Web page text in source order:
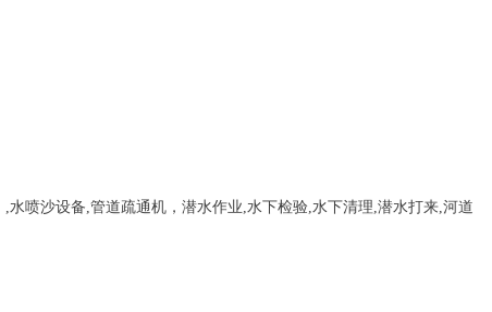
,水喷沙设备,管道疏通机 ， 潜水作业,水下检验,水下清理,潜水打来,河道